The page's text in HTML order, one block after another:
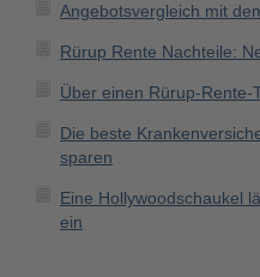
Angebotsvergleich mit
Rürup Rente Nachteile:
Über einen Rürup-Rente-
Die beste
sparen
Eine Hollywoodschaukel
ein